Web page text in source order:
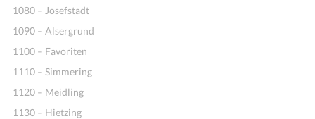
1080 – Josefstadt
1090 – Alsergrund
1100 – Favoriten
1110 – Simmering
1120 – Meidling
1130 – Hietzing